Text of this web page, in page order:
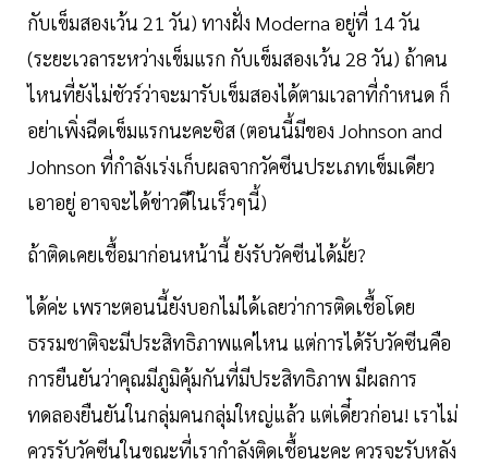
กับเข็มสองเว้น 21 วัน) ทางฝั่ง Moderna อยู่ที่ 14 วัน
(ระยะเวลาระหว่างเข็มแรก กับเข็มสองเว้น 28 วัน) ถ้าคน
ไหนที่ยังไม่ชัวร์ว่าจะมารับเข็มสองได้ตามเวลาที่กำหนด ก็
อย่าเพิ่งฉีดเข็มแรกนะคะซิส (ตอนนี้มีของ Johnson and
Johnson ที่กำลังเร่งเก็บผลจากวัคซีนประเภทเข็มเดียว
เอาอยู่ อาจจะได้ข่าวดีในเร็วๆนี้)
ถ้าติดเคยเชื้อมาก่อนหน้านี้ ยังรับวัคซีนได้มั้ย?
ได้ค่ะ เพราะตอนนี้ยังบอกไม่ได้เลยว่าการติดเชื้อโดย
ธรรมชาติจะมีประสิทธิภาพแค่ไหน แต่การได้รับวัคซีนคือ
การยืนยันว่าคุณมีภูมิคุ้มกันที่มีประสิทธิภาพ มีผลการ
ทดลองยืนยันในกลุ่มคนกลุ่มใหญ่แล้ว แต่เดี๋ยวก่อน! เราไม่
ควรรับวัคซีนในขณะที่เรากำลังติดเชื้อนะคะ ควรจะรับหลัง